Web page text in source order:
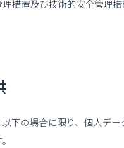
措置及び技術的安全管理措
下の場合に限り、個人デ